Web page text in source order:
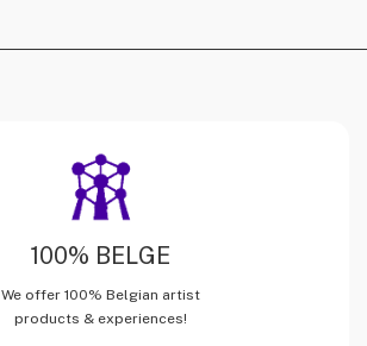
100% BELGE
We offer 100% Belgian artist
products & experiences!